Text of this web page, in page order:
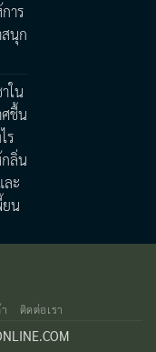
าร
นุก
ใน
ศชื้น
ร
กลิ่น
ละ
ยน
ติดต่อเรา